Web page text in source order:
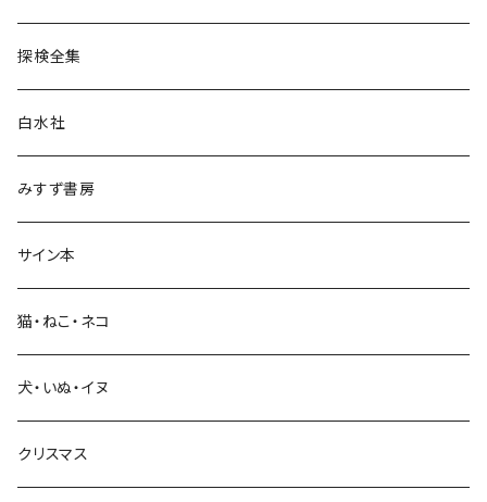
民族・風習
言語・ことば
生活・暮らし
芸術・絵画・写真
探検全集
白水社
みすず書房
サイン本
猫・ねこ・ネコ
犬・いぬ・イヌ
クリスマス